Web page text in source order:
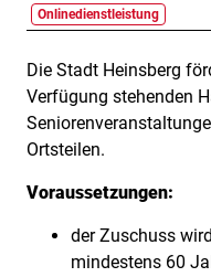
Onlinedienstleistung
Beschreibung
Die Stadt Heinsberg
Verfügung stehenden
Ortsteilen.
Voraussetzungen:
der Zuschuss
mindestens 60